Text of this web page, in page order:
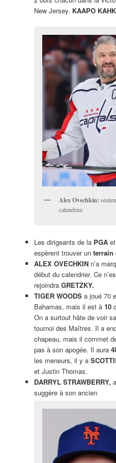
New Jersey. KAAPO
Alex Ovechkin:
calendrier.
Les dirigeants de la PGAet
espèrent trouver un terrain
ALEX OVECHKINn’a
début du calendrier. Ce
rejoindra GRETZKY.
TIGER WOODS a joué 70
Bahamas, mais il est à 10
On a surtout hâte de voir
tournoi des Maîtres. Il a
chapeau, mais il commet
pas à son apogée. Il aura
les meneurs, il y a
et Justin Thomas.
DARRYL STRAWBERRY,
suggère à son ancien